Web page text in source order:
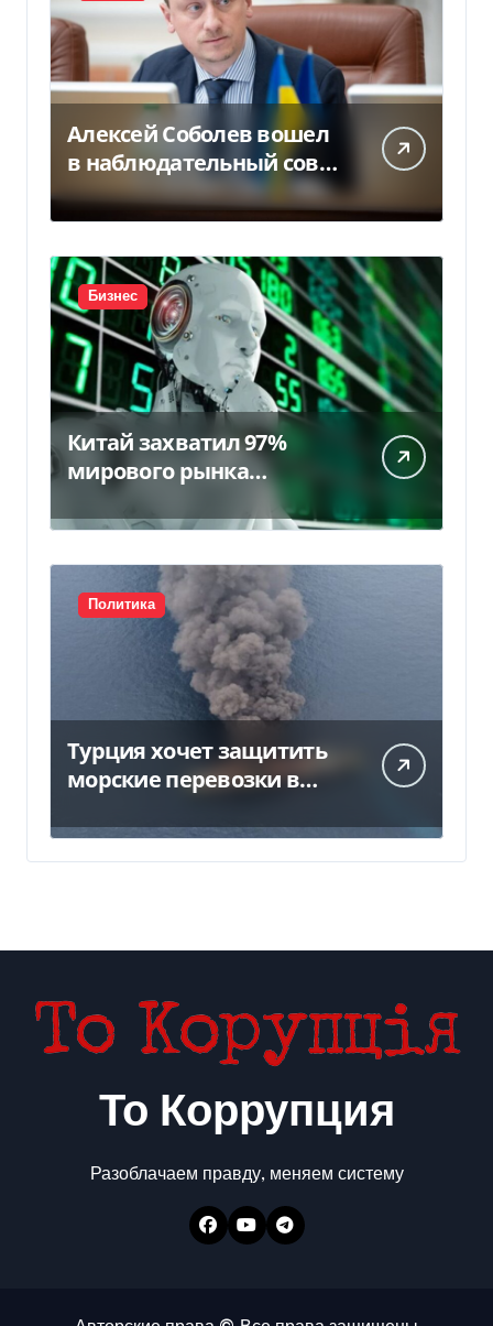
Алексей Соболев вошел
в наблюдательный совет
«Нафтогаза» — Delo.ua
Бизнес
Китай захватил 97%
мирового рынка
гуманоидных роботов
Политика
Турция хочет защитить
морские перевозки в
предложение отправили
в Россию
То Коррупция
Разоблачаем правду, меняем систему